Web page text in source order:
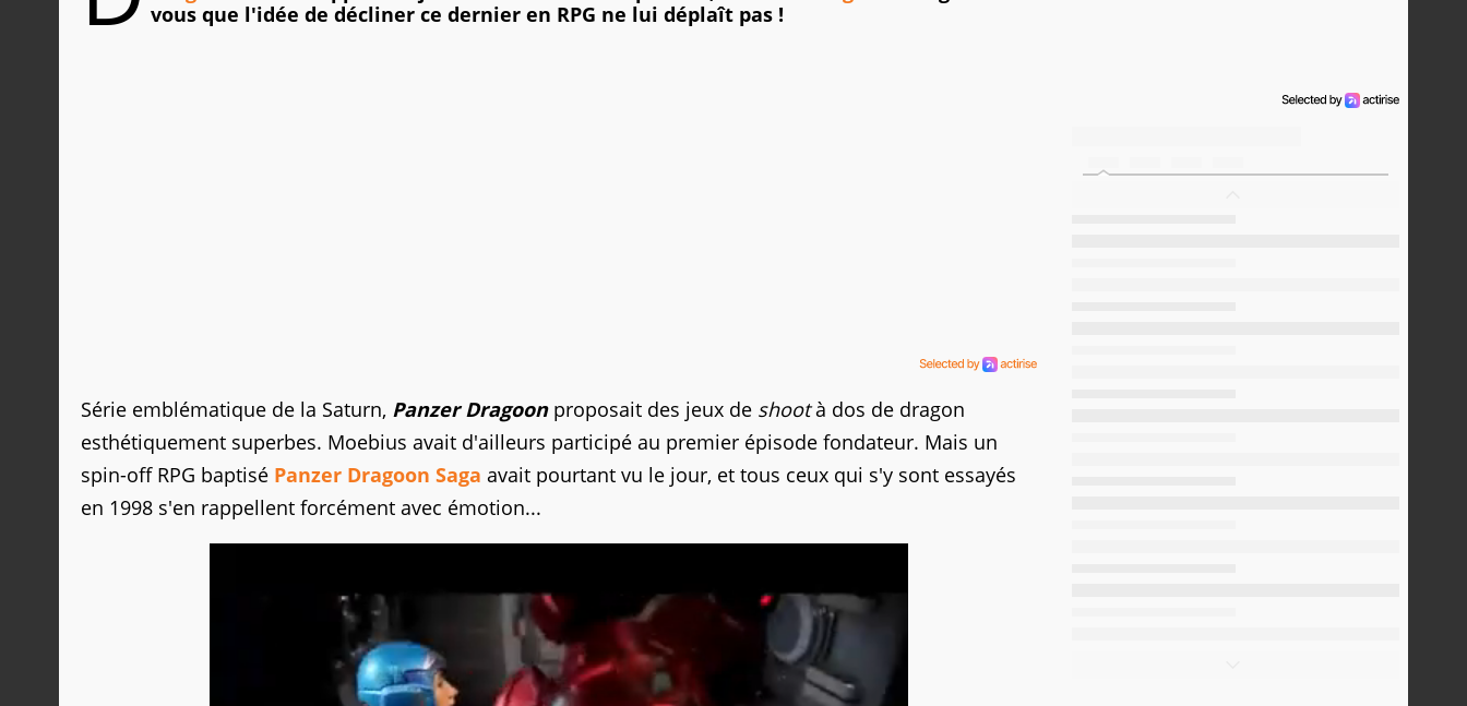
vous que l'idée de décliner ce dernier en RPG ne lui déplaît pas !
Série emblématique de la Saturn, Panzer Dragoonproposait des jeux de shootà dos de dragon
esthétiquement superbes. Moebius avait d'ailleurs participé au premier épisode fondateur. Mais un
spin-off RPG baptisé Panzer Dragoon Saga avait pourtant vu le jour, et tous ceux qui s'y sont essayés
en 1998 s'en rappellent forcément avec émotion...